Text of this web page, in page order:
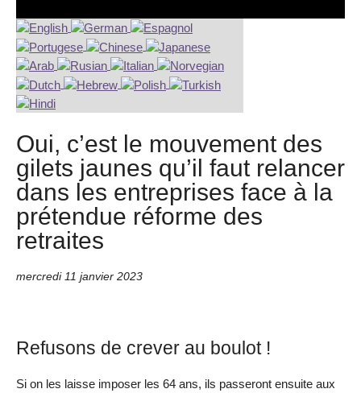
Oui, c’est le mouvement des
gilets jaunes qu’il faut relancer
dans les entreprises face à la
prétendue réforme des
retraites
mercredi 11 janvier 2023
Refusons de crever au boulot !
Si on les laisse imposer les 64 ans, ils passeront ensuite aux